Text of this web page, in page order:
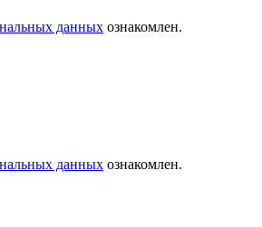
данных ознакомлен.
данных ознакомлен.